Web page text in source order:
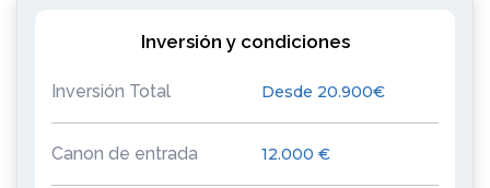
Inversión y condiciones
Inversión Total Desde 20.900€
Canon de entrada 12.000 €